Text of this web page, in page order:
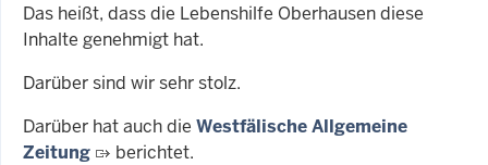
Das heißt, dass die Lebenshilfe Oberhausen diese
Inhalte genehmigt hat.
Darüber sind wir sehr stolz.
Darüber hat auch die Westfälische Allgemeine
Zeitung
berichtet.